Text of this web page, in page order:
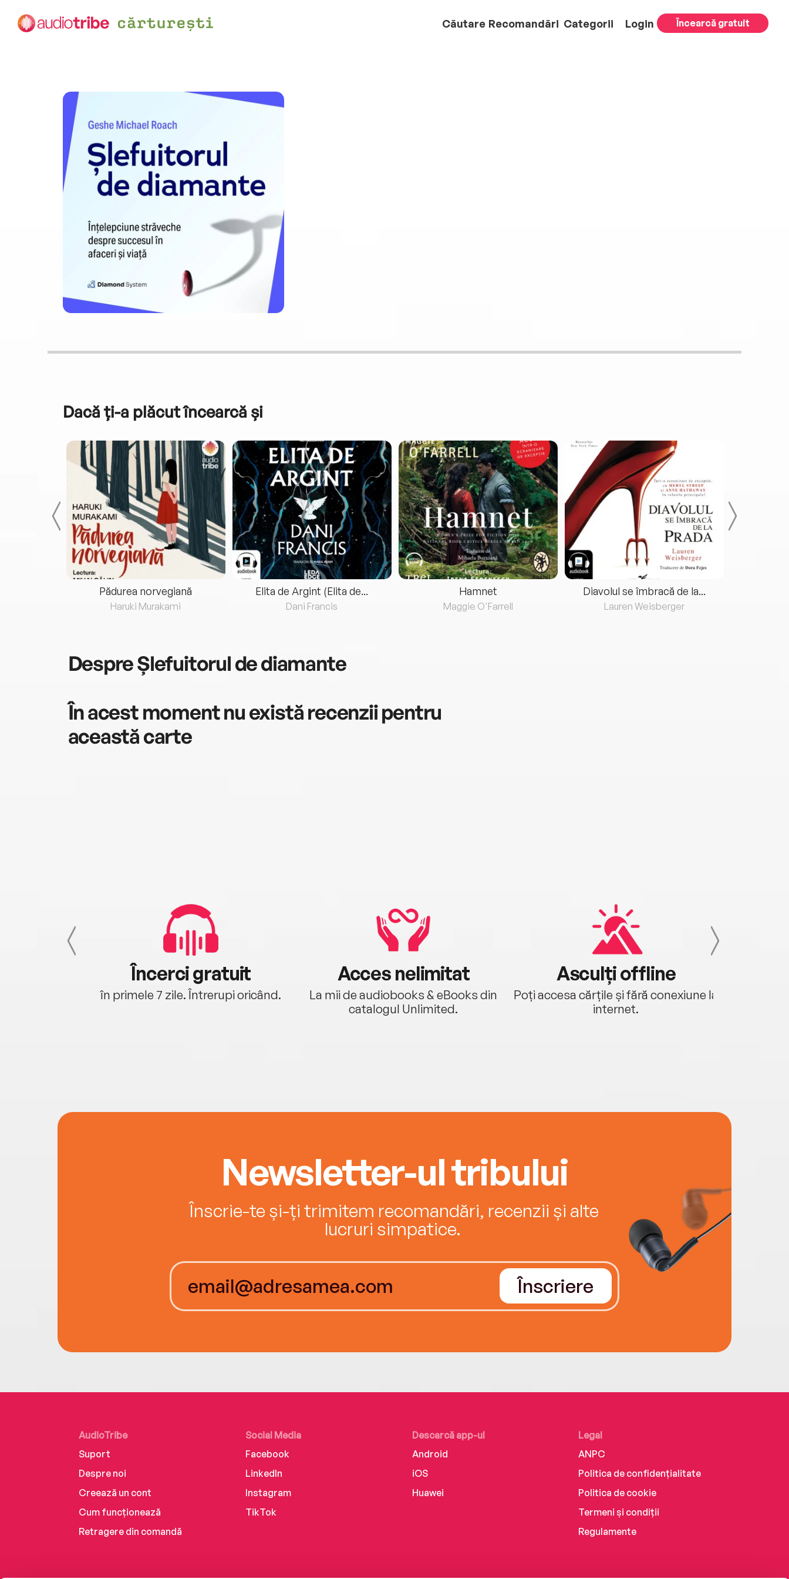
Căutare Recomandări Categorii Login Încearcă gratuit
Dacă ți-a plăcut încearcă și
Pădurea norvegiană
Haruki Murakami
Elita de Argint (Elita de...
Dani Francis
Hamnet
Maggie O'Farrell
Diavolul se îmbracă de la...
Lauren Weisberger
DespreȘlefuitorul de diamante
În acest moment nu există recenzii pentru
această carte
Încerci gratuit
în primele 7 zile. Întrerupi oricând.
Acces nelimitat
La mii de audiobooks & eBooks din
catalogul Unlimited.
Asculți offline
Poți accesa cărțile și fără conexiune la
internet.
Newsletter-ul tribului
Înscrie-te și-ți trimitem recomandări, recenzii și alte
lucruri simpatice.
Înscriere
AudioTribe
Suport
Despre noi
Creează un cont
Cum funcționează
Retragere din comandă
Social Media
Facebook
LinkedIn
Instagram
TikTok
Descarcă app-ul
Android
iOS
Huawei
Legal
ANPC
Politica de confidențialitate
Politica de cookie
Termeni și condiții
Regulamente